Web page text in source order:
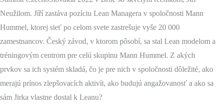
Neužilom. Jíří zastáva pozíciu Lean Managera v spoločnosti Mann
Hummel, ktorej sieť po celom svete zastrešuje vyše 20 000
zamestnancov. Český závod, v ktorom pôsobí, sa stal Lean modelom a
tréningovým centrom pre celú skupinu Mann Hummel. Z akých
prvkov sa ich systém skladá, čo je pre nich v spoločnosti dôležité, ako
merajú prínos zlepšovacích aktivít, ako budujú angažovanosť a ako sa
sám Jirka vlastne dostal k Leanu?